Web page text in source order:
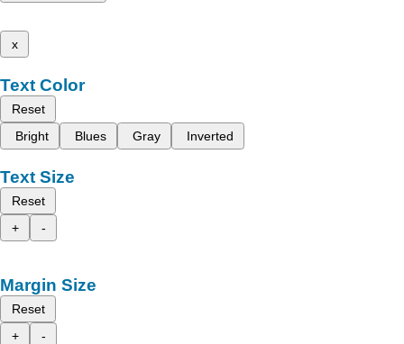
x
Text Color
Reset
Bright
Blues Gray Inverted
Text Size
Reset
+
-
Margin Size
Reset
+
-